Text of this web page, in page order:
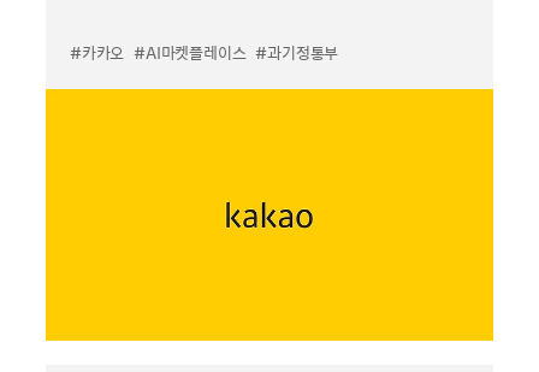
#카카오 #AI마켓플레이스 #과기정통부